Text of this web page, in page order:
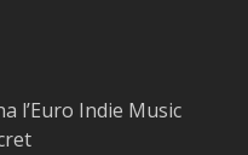
l’Euro Indie Music